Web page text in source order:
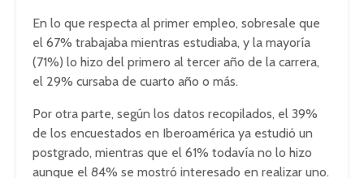
En lo que respecta al primer empleo, sobresale que
el 67% trabajaba mientras estudiaba, y la mayoría
(71%) lo hizo del primero al tercer año de la carrera,
el 29% cursaba de cuarto año o más.
Por otra parte, según los datos recopilados, el 39%
de los encuestados en Iberoamérica ya estudió un
postgrado, mientras que el 61% todavía no lo hizo
aunque el 84% se mostró interesado en realizar uno.